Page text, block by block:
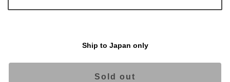
Ship to Japan only
Sold out